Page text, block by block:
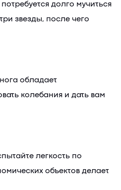
долго мучиться
звезды, после чего
обладает
колебания и дать вам
легкость по
объектов делает